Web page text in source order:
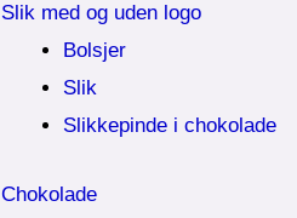
Slik med og uden logo
Bolsjer
Slik
Slikkepinde i chokolade
Chokolade